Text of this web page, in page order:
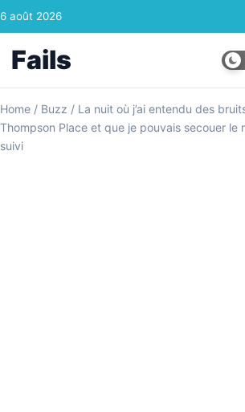
Skip to content
6 août 2026
Fails
Home / Buzz / La nuit où j’ai entendu des
Thompson Place et que je pouvais secouer le
suivi